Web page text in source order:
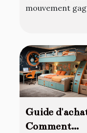
mouvement
Guide
Comment